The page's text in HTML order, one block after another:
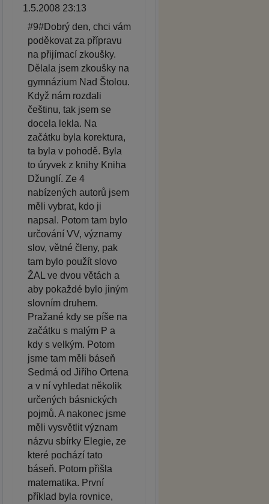
1.5.2008 23:13
#9#Dobrý den, chci vám
poděkovat za přípravu
na přijímací zkoušky.
Dělala jsem zkoušky na
gymnázium Nad Štolou.
Když nám rozdali
češtinu, tak jsem se
docela lekla. Na
začátku byla korektura,
ta byla v pohodě. Byla
to úryvek z knihy Kniha
Džunglí. Ze 4
nabízených autorů jsem
měli vybrat, kdo ji
napsal. Potom tam bylo
určování VV, významy
slov, větné členy, pak
tam bylo použít slovo
ŽAL ve dvou větách a
aby pokaždé bylo jiným
slovním druhem.
Pražané kdy se píše na
začátku s malým P a
kdy s velkým. Potom
jsme tam měli báseň
Sedmá od Jiřího Ortena
a v ní vyhledat několik
určených básnických
pojmů. A nakonec jsme
měli vysvětlit význam
názvu sbírky Elegie, ze
které pochází tato
báseň. Potom přišla
matematika. První
příklad byla rovnice,